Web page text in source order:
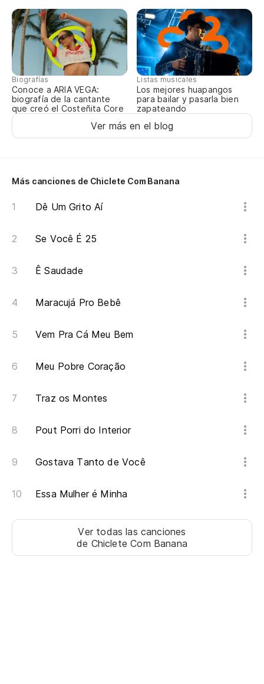
Biografías
Conoce a ARIA VEGA:
biografía de la cantante
que creó el Costeñita Core
Listas musicales
Los mejores huapangos
para bailar y pasarla bien
zapateando
Ver más en el blog
Más canciones de Chiclete Com Banana
Dê Um Grito Aí
Se Você É 25
Ê Saudade
Maracujá Pro Bebê
Vem Pra Cá Meu Bem
Meu Pobre Coração
Traz os Montes
Pout Porri do Interior
Gostava Tanto de Você
Essa Mulher é Minha
Ver todas las canciones
de Chiclete Com Banana